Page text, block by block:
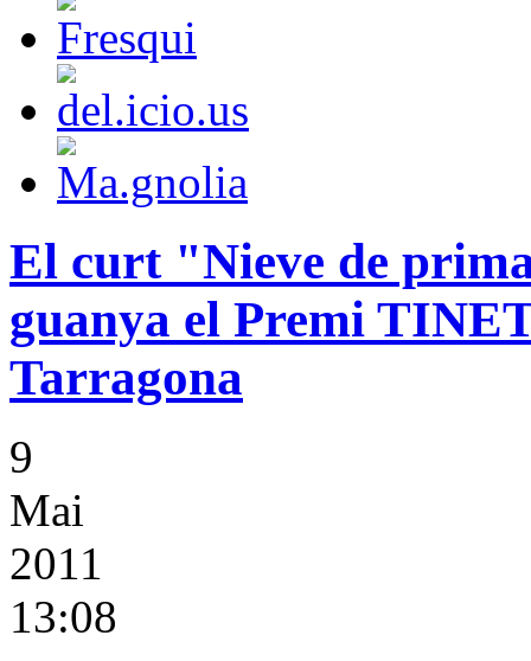
El curt "Nieve de
guanya el Premi
Tarragona
9
Mai
2011
13:08